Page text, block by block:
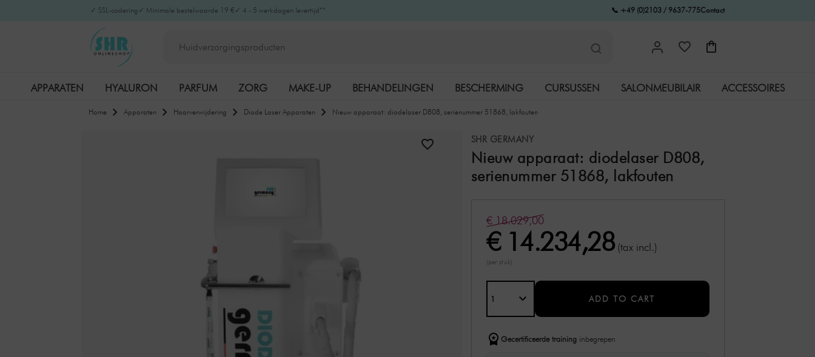
✓ SSL-codering ✓ Minimale bestelwaarde 19 € ✓ 4 - 5 werkdagen levertijd** 📞 +49 (0)2103 / 9637-775Contact
APPARATEN HYALURON PARFUM ZORG MAKE-UP BEHANDELINGEN BESCHERMING CURSUSSEN SALONMEUBILAIR ACCESSOIRES
K-BEAUTY MERKEN
Home Apparaten Haarverwijdering Diode Laser Apparaten Nieuw apparaat: diodelaser D808, serienummer 51868, lakfouten
SHR GERMANY
Nieuw apparaat: diodelaser D808,
serienummer 51868, lakfouten
€ 18.029,00
€ 14.234,28 (tax incl.)
(per stuk)
ADD TO CART
Gecertificeerde training inbegrepen